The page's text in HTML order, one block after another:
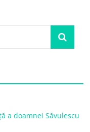
a doamnei Săvulescu